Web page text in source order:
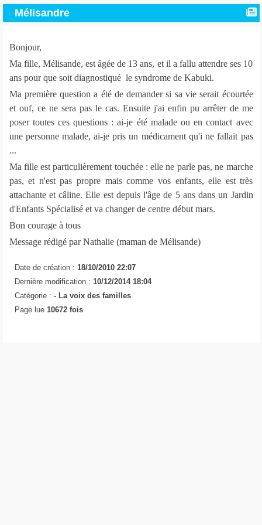
Mélisandre
Bonjour,
Ma fille, Mélisande, est âgée de 13 ans, et il a fallu attendre ses 10
ans pour que soit diagnostiqué le syndrome de Kabuki.
Ma première question a été de demander si sa vie serait écourtée
et ouf, ce ne sera pas le cas. Ensuite j'ai enfin pu arrêter de me
poser toutes ces questions : ai-je été malade ou en contact avec
une personne malade, ai-je pris un médicament qu'i ne fallait pas
...
Ma fille est particulièrement touchée : elle ne parle pas, ne marche
pas, et n'est pas propre mais comme vos enfants, elle est très
attachante et câline. Elle est depuis l'âge de 5 ans dans un Jardin
d'Enfants Spécialisé et va changer de centre début mars.
Bon courage à tous
Message rédigé par Nathalie (maman de Mélisande)
Date de création : 18/10/2010 22:07
Dernière modification : 10/12/2014 18:04
Catégorie : - La voix des familles
Page lue 10672 fois